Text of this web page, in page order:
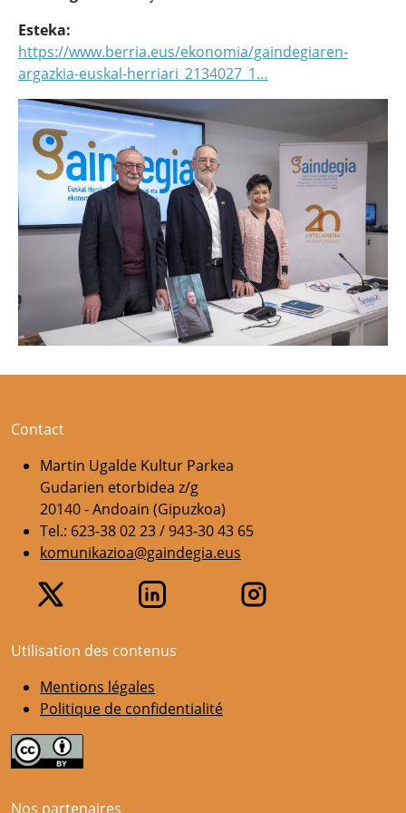
Esteka
https://www.berria.eus/ekonomia/gaindegiaren-
argazkia-euskal-herriari_2134027_1…
Contact
Martin Ugalde Kultur Parkea
Gudarien etorbidea z/g
20140 - Andoain (Gipuzkoa)
Tel.: 623-38 02 23 / 943-30 43 65
komunikazioa@gaindegia.eus
Utilisation des contenus
Mentions légales
Politique de confidentialité
Nos partenaires